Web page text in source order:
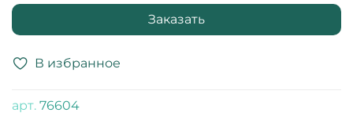
В избранное
арт. 76604
Заказать